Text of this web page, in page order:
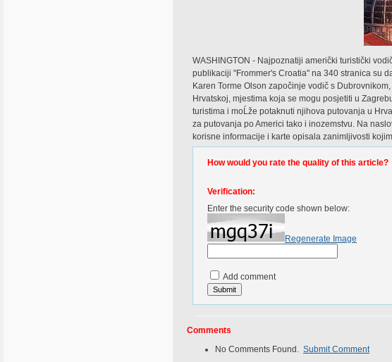
WASHINGTON - Najpoznatiji američki turistički
publikaciji "Frommer's Croatia" na 340 stranica su
Karen Torme Olson započinje vodič s
Hrvatskoj, mjestima koja se mogu posjetiti u
turistima i moĹže potaknuti njihova putovanja u
za putovanja po Americi tako i inozemstvu. Na
korisne informacije i karte opisala zanimljivosti
How would you rate the quality of this article?
Verification:
Enter the security code shown below:
Regenerate Image
Add comment
Comments
No Comments Found. Submit Comment